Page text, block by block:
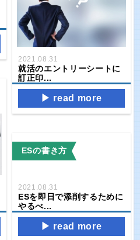
2021.08.31
就活のエントリーシートに
訂正印...
read more
ESの書き方
2021.08.31
ESを即日で添削するために
やるべ...
read more